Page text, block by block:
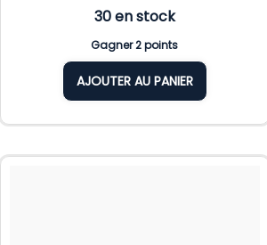
30 en stock
Gagner 2 points
AJOUTER AU PANIER